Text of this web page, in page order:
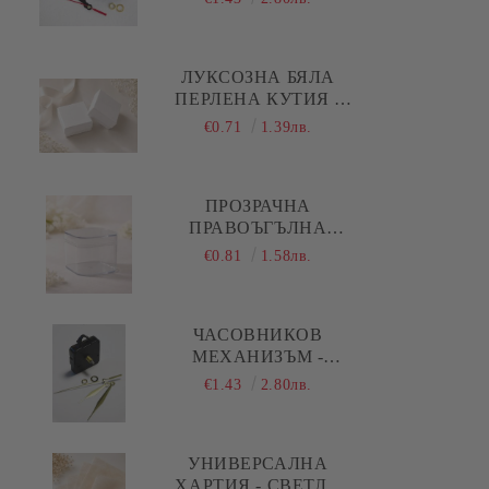
изрязване
ЛУКСОЗНА БЯЛА
ПЕРЛЕНА КУТИЯ -
5,00 Х 5,00 Х 1,50 СМ
€0.71 1.39лв.
ПРОЗРАЧНА
ПРАВОЪГЪЛНА
АКРИЛНА КУТИЯ С
€0.81 1.58лв.
ЧАСОВНИКОВ
МЕХАНИЗЪМ -
ПЛАВЕН ( ДЪЛГА
€1.43 2.80лв.
УНИВЕРСАЛНА
ХАРТИЯ - СВЕТЛО